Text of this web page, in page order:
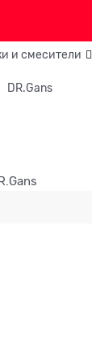
и смесители
DR.Gans